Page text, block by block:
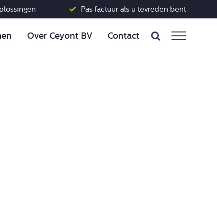
Pas factuur als u tevreden bent
Over Ceyont BV Contact